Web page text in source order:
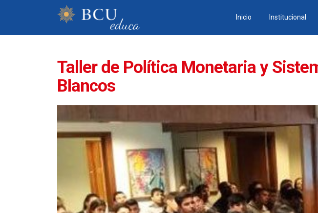
Inicio Institucional
Taller de Política Monetaria y
Blancos